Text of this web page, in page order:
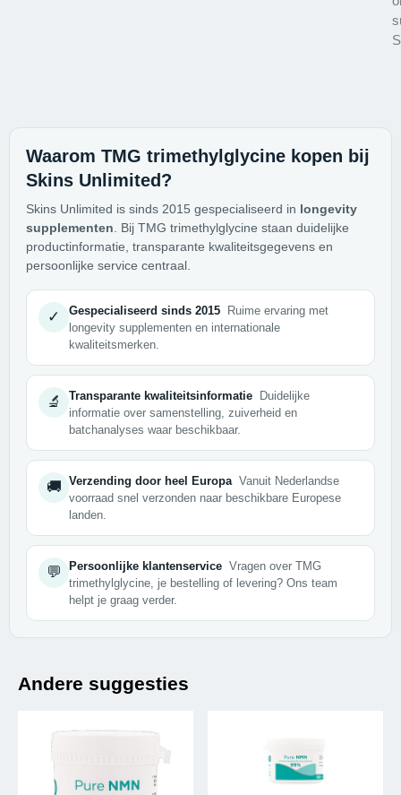
Waarom TMG trimethylglycine kopen bij
Skins Unlimited?
Skins Unlimited is sinds 2015 gespecialiseerd in longevity
supplementen . Bij TMG trimethylglycine staan duidelijke
productinformatie, transparante kwaliteitsgegevens en
persoonlijke service centraal.
✓ Gespecialiseerd sinds 2015
Ruime ervaring met
longevity supplementen en internationale
kwaliteitsmerken.
🔬 Transparante kwaliteitsinformatie
Duidelijke
informatie over samenstelling, zuiverheid en
batchanalyses waar beschikbaar.
🚚 Verzending door heel Europa Vanuit Nederlandse
voorraad snel verzonden naar beschikbare Europese
landen.
💬 Persoonlijke klantenservice Vragen over TMG
trimethylglycine, je bestelling of levering? Ons team
helpt je graag verder.
Andere suggesties